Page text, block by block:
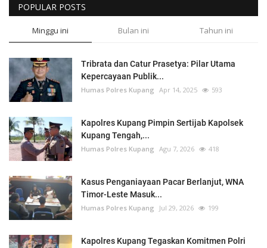
POPULAR POSTS
Minggu ini Bulan ini Tahun ini
Tribrata dan Catur Prasetya: Pilar Utama
Kepercayaan Publik...
Humas Polres Kupang Apr 14, 2025 593
Kapolres Kupang Pimpin Sertijab Kapolsek
Kupang Tengah,...
Humas Polres Kupang Agu 7, 2026 418
Kasus Penganiayaan Pacar Berlanjut, WNA
Timor-Leste Masuk...
Humas Polres Kupang Jul 29, 2026 199
Kapolres Kupang Tegaskan Komitmen Polri